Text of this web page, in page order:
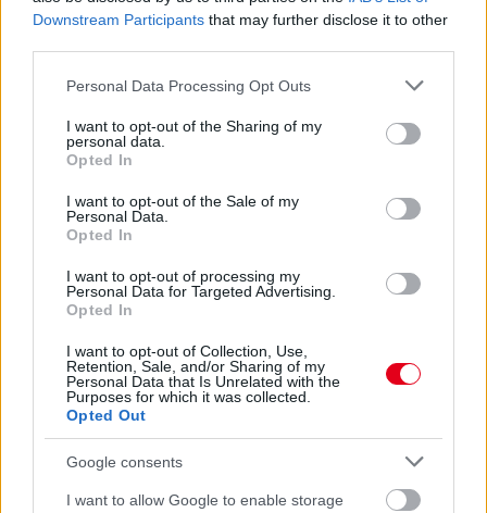
Downstream Participants that may further disclose it to other
Please note that this website/app uses one or more Google
not limited to your visit or usage behaviour. You may click to
grant or deny consent to Google and its third-party tags to
use your data for below specified purposes in below Google
consent section.
Personal Data Processing Opt Outs
I want to opt-out of the Sharing of my
personal data.
Opted In
I want to opt-out of the Sale of my
Personal Data.
Opted In
I want to opt-out of processing my
Personal Data for Targeted Advertising.
Opted In
I want to opt-out of Collection, Use,
Retention, Sale, and/or Sharing of my
Personal Data that Is Unrelated with the
Purposes for which it was collected.
Opted Out
Google consents
I want to allow Google to enable storage
elütéséhez.
részletek
frissebb anyagok